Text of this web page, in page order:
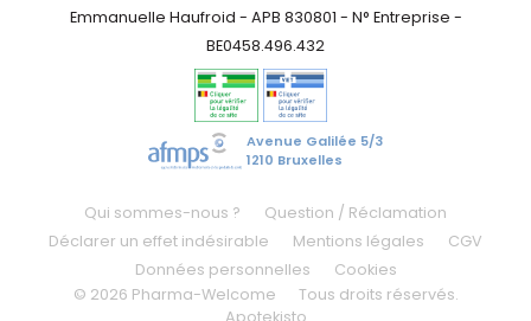
Emmanuelle Haufroid - APB 830801 - N° Entreprise -
BE0458.496.432
Avenue Galilée 5/3
1210 Bruxelles
Qui sommes-nous ?
Question / Réclamation
Déclarer un effet indésirable
Mentions légales
CGV
Données personnelles
Cookies
© 2026 Pharma-Welcome
Tous droits réservés.
Apotekisto